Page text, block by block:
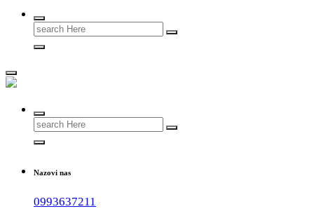
Search
for:
#teammladost
Search
for:
Nazovi nas
0993637211